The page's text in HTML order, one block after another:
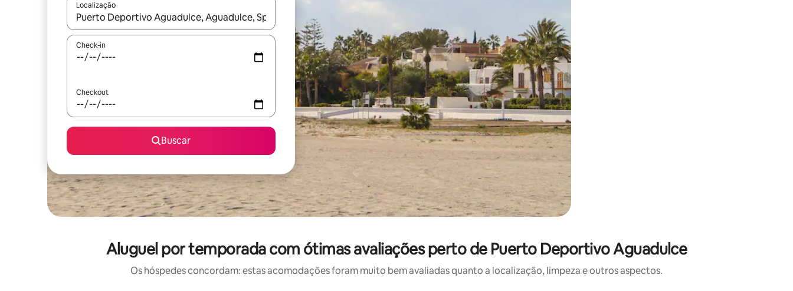
Localização
Quando os resultados estiverem disponíveis, explore-os usando as seta para cima e para baixo do teclado ou tocando e deslizando o dedo na tela.
Check-in
Checkout
Buscar
Aluguel por temporada com ótimas avaliações perto de Puerto Deportivo Aguadulce
Os hóspedes concordam: estas acomodações foram muito bem avaliadas quanto a localização, limpeza e outros aspectos.